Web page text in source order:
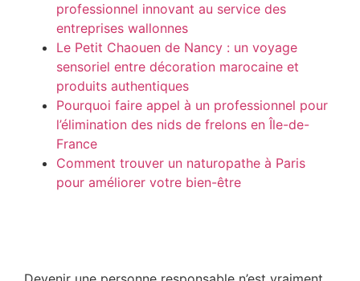
professionnel innovant au service des
entreprises wallonnes
Le Petit Chaouen de Nancy : un voyage
sensoriel entre décoration marocaine et
produits authentiques
Pourquoi faire appel à un professionnel pour
l’élimination des nids de frelons en Île-de-
France
Comment trouver un naturopathe à Paris
pour améliorer votre bien-être